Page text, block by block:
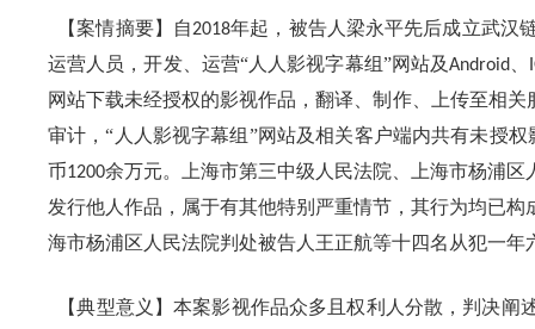
【案情摘要】自2018年起，被告人梁永平先后成立武汉
运营人员，开发、运营“人人影视字幕组”网站及Android
网站下载未经授权的影视作品，翻译、制作、上传至相
审计，“人人影视字幕组”网站及相关客户端内共有未授权
币1200余万元。上海市第三中级人民法院、上海市杨浦
发行他人作品，属于有其他特别严重情节，其行为均已
海市杨浦区人民法院判处被告人王正航等十四名从犯一
【典型意义】本案影视作品众多且权利人分散，判决阐